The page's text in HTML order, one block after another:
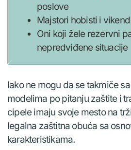
poslove
Majstori hobisti i
Oni koji žele rezervni
nepredviđene situacije
Iako ne mogu da se takmiče
modelima po pitanju zaštite i
cipele imaju svoje mesto na
legalna zaštitna obuća sa
karakteristikama.